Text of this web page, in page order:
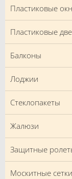
Пластиковые
Пластиковые
Балконы
Лоджии
Стеклопакеты
Жалюзи
Защитные
Москитные сетки